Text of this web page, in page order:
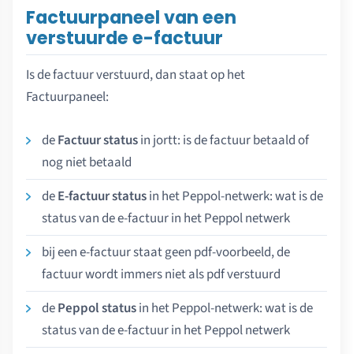
Factuurpaneel van een
verstuurde e-factuur
Is de factuur verstuurd, dan staat op het
Factuurpaneel:
deFactuur statusin jortt: is de factuur betaald of
nog niet betaald
deE-factuur statusin het Peppol-netwerk: wat is de
status van de e-factuur in het Peppol netwerk
bij een e-factuur staat geen pdf-voorbeeld, de
factuur wordt immers niet als pdf verstuurd
dePeppol statusin het Peppol-netwerk: wat is de
status van de e-factuur in het Peppol netwerk